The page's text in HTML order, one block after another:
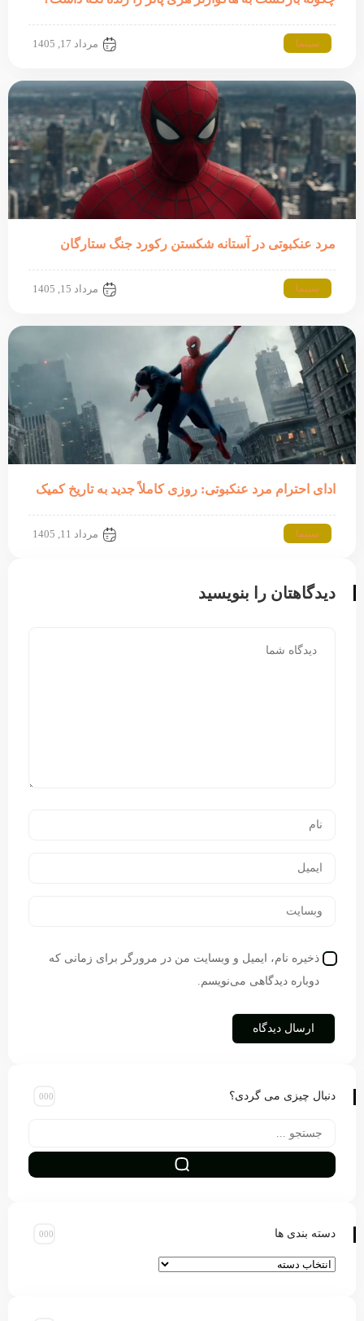
سینما مرداد 17, 1405
مرد عنکبوتی در آستانه شکستن رکورد جنگ ستارگان
سینما مرداد 15, 1405
ادای احترام مرد عنکبوتی: روزی کاملاً جدید به تاریخ کمیک
سینما مرداد 11, 1405
دیدگاهتان را بنویسید
ذخیره نام، ایمیل و وبسایت من در مرورگر برای زمانی که
دوباره دیدگاهی می‌نویسم.
دنبال چیزی می گردی؟
دسته بندی ها